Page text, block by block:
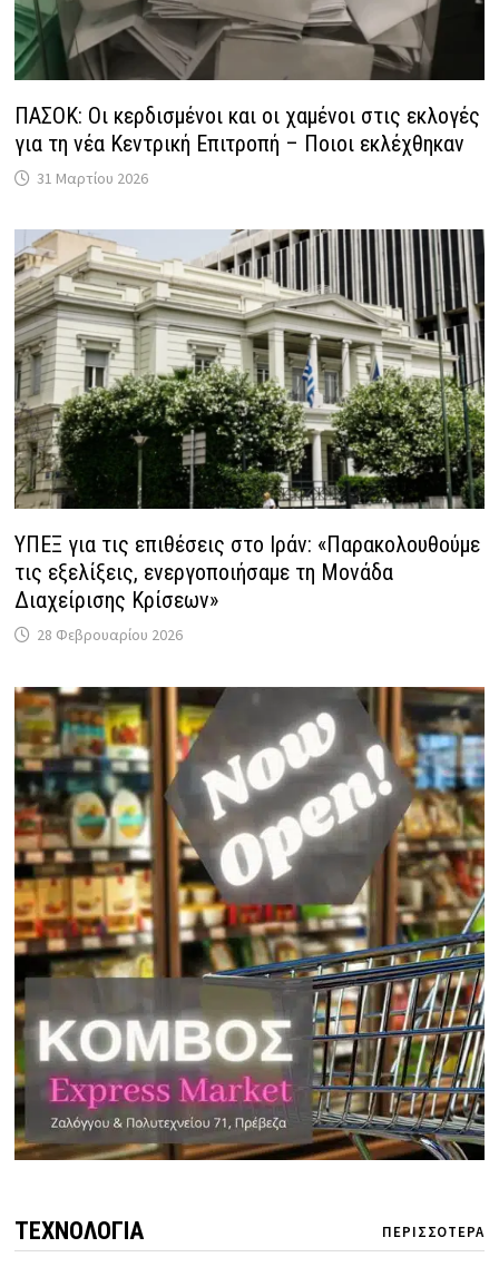
ΠΑΣΟΚ: Οι κερδισμένοι και οι χαμένοι στις εκλογές
για τη νέα Κεντρική Επιτροπή – Ποιοι εκλέχθηκαν
31 Μαρτίου 2026
ΥΠΕΞ για τις επιθέσεις στο Ιράν: «Παρακολουθούμε
τις εξελίξεις, ενεργοποιήσαμε τη Μονάδα
Διαχείρισης Κρίσεων»
28 Φεβρουαρίου 2026
ΤΕΧΝΟΛΟΓΙΑ ΠΕΡΙΣΣΟΤΕΡΑ